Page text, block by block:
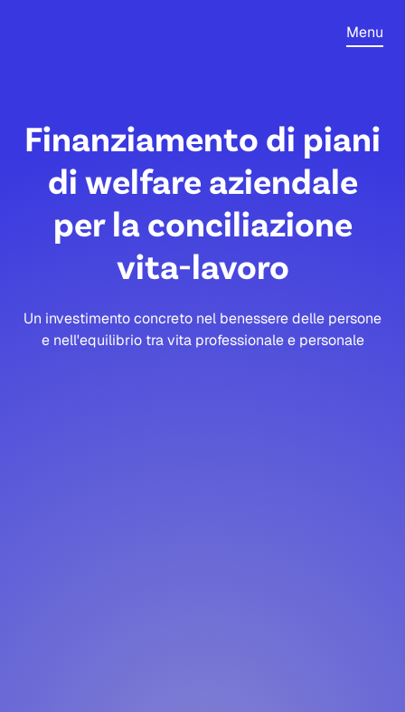
Menu
Finanziamento di piani
di welfare aziendale
per la conciliazione
vita-lavoro
Un investimento concreto nel benessere delle persone
e nell'equilibrio tra vita professionale e personale